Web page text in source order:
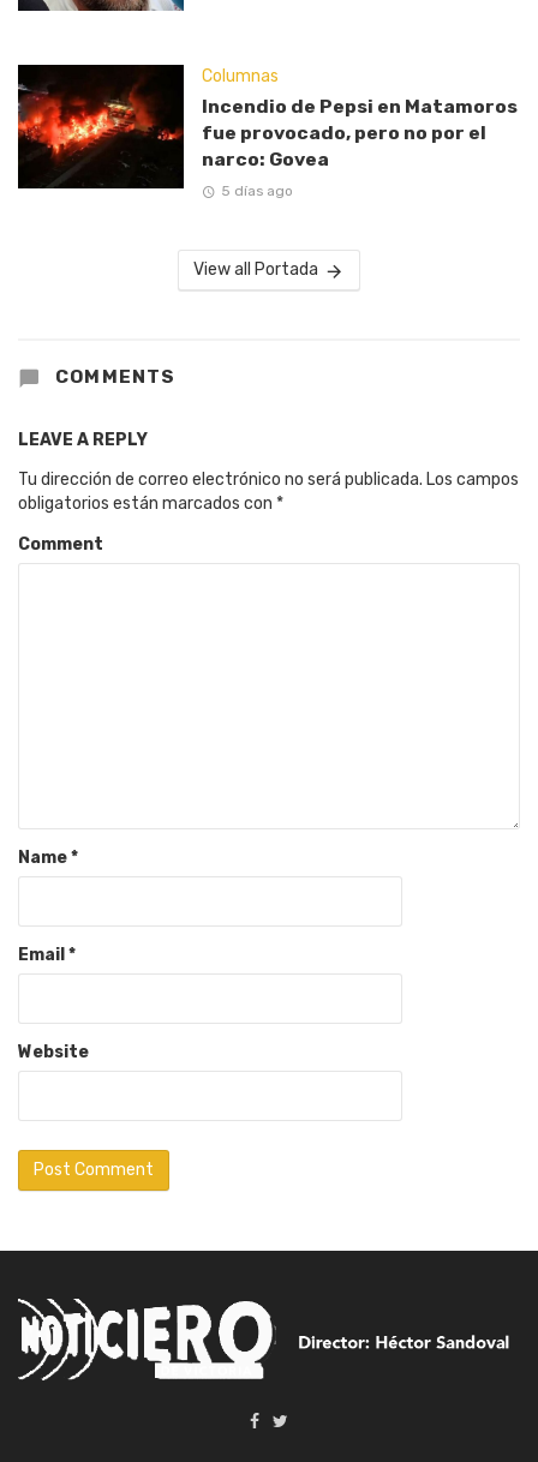
Columnas
Incendio de Pepsi en Matamoros
fue provocado, pero no por el
narco: Govea
5 días ago
View all Portada
COMMENTS
LEAVE A REPLY
Tu dirección de correo electrónico no será publicada. Los campos
obligatorios están marcados con *
Comment
Name*
Email *
Website